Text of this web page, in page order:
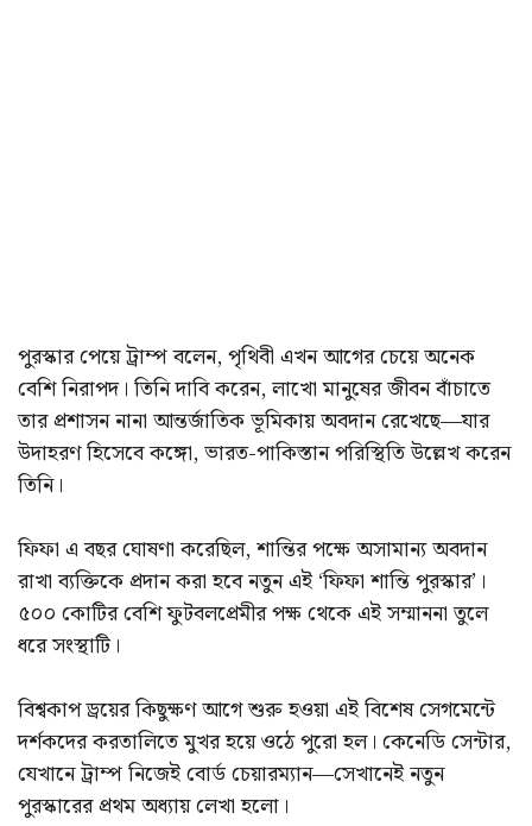
পুরস্কার পেয়ে ট্রাম্প বলেন, পৃথিবী এখন আগের চেয়ে অনেক
বেশি নিরাপদ। তিনি দাবি করেন, লাখো মানুষের জীবন বাঁচাতে
তার প্রশাসন নানা আন্তর্জাতিক ভূমিকায় অবদান রেখেছে—যার
উদাহরণ হিসেবে কঙ্গো, ভারত-পাকিস্তান পরিস্থিতি উল্লেখ করেন
তিনি।
ফিফা এ বছর ঘোষণা করেছিল, শান্তির পক্ষে অসামান্য অবদান
রাখা ব্যক্তিকে প্রদান করা হবে নতুন এই ‘ফিফা শান্তি পুরস্কার’।
৫০০ কোটির বেশি ফুটবলপ্রেমীর পক্ষ থেকে এই সম্মাননা তুলে
ধরে সংস্থাটি।
বিশ্বকাপ ড্রয়ের কিছুক্ষণ আগে শুরু হওয়া এই বিশেষ সেগমেন্টে
দর্শকদের করতালিতে মুখর হয়ে ওঠে পুরো হল। কেনেডি সেন্টার,
যেখানে ট্রাম্প নিজেই বোর্ড চেয়ারম্যান—সেখানেই নতুন
পুরস্কারের প্রথম অধ্যায় লেখা হলো।